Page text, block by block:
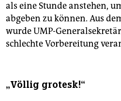
als eine Stunde anstehen,
abgeben zu können. Aus
wurde UMP-
schlechte Vorbereitung
„Völlig grotesk!“